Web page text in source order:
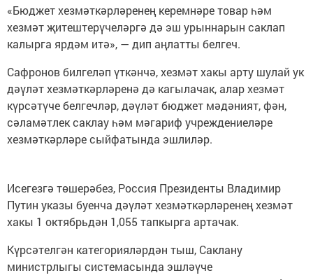
«Бюджет хезмәткәрләренең керемнәре товар һәм
хезмәт җитештерүчеләргә дә эш урыннарын саклап
калырга ярдәм итә», — дип аңлатты белгеч.
Сафронов билгеләп үткәнчә, хезмәт хакы арту шулай ук
дәүләт хезмәткәрләренә дә кагылачак, алар хезмәт
күрсәтүче белгечләр, дәүләт бюджет мәдәният, фән,
сәламәтлек саклау һәм мәгариф учреждениеләре
хезмәткәрләре сыйфатында эшлиләр.
Исегезгә төшерәбез, Россия Президенты Владимир
Путин указы буенча дәүләт хезмәткәрләренең хезмәт
хакы 1 октябрьдән 1,055 тапкырга артачак.
Күрсәтелгән категорияләрдән тыш, Саклану
министрлыгы системасында эшләүче